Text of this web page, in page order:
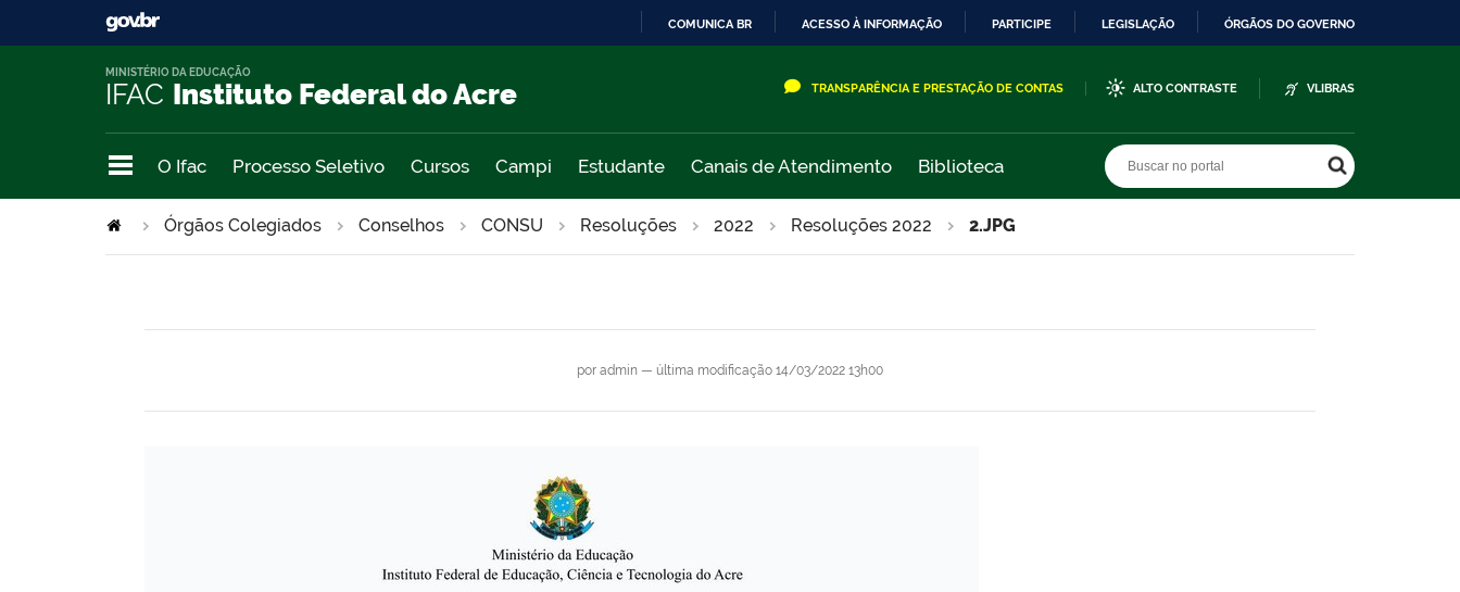
COMUNICA BR ACESSO À INFORMAÇÃO PARTICIPE LEGISLAÇÃO ÓRGÃOS DO GOVERNO
IFAC Instituto Federal do Acre
MINISTÉRIO DA EDUCAÇÃO
TRANSPARÊNCIA E PRESTAÇÃO DE CONTAS ALTO CONTRASTE VLIBRAS
O Ifac Processo Seletivo Cursos Campi Estudante Canais de Atendimento Biblioteca
Órgãos Colegiados Conselhos CONSU Resoluções 2022 Resoluções 2022 2.JPG
por admin — última modificação 14/03/2022 13h00